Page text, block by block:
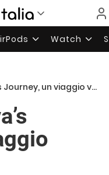
Watch
un viaggio verso l’ignoto